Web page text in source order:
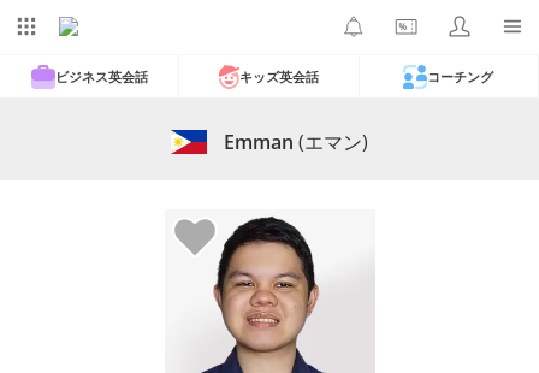
ビジネス英会話 キッズ英会話 コーチング
Emman (エマン)